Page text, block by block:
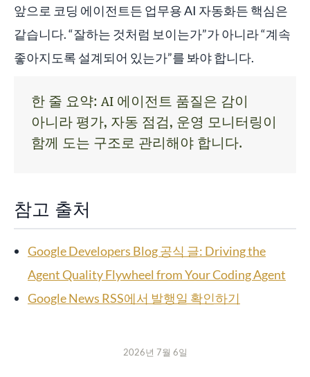
앞으로 코딩 에이전트든 업무용 AI 자동화든 핵심은
같습니다. “잘하는 것처럼 보이는가”가 아니라 “계속
좋아지도록 설계되어 있는가”를 봐야 합니다.
한 줄 요약: AI 에이전트 품질은 감이
아니라 평가, 자동 점검, 운영 모니터링이
함께 도는 구조로 관리해야 합니다.
참고 출처
Google Developers Blog 공식 글: Driving the
Agent Quality Flywheel from Your Coding Agent
Google News RSS에서 발행일 확인하기
2026년 7월 6일